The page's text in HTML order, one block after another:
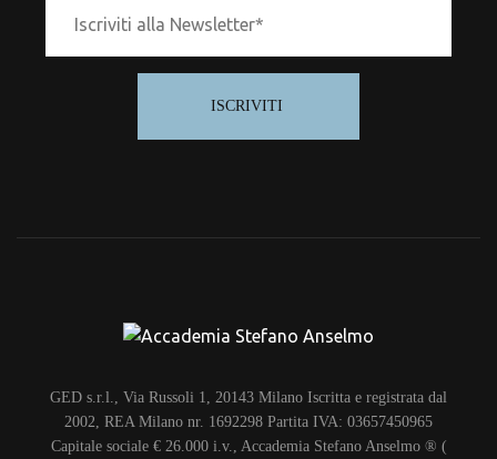
ISCRIVITI
GED s.r.l., Via Russoli 1, 20143 Milano Iscritta e registrata dal
2002, REA Milano nr. 1692298 Partita IVA: 03657450965
Capitale sociale € 26.000 i.v., Accademia Stefano Anselmo ® (